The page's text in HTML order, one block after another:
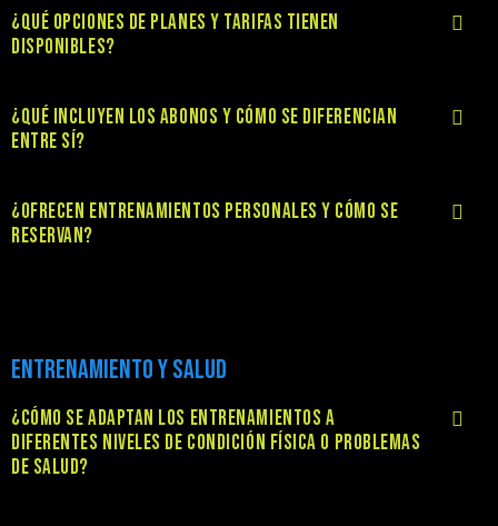
¿QUÉ OPCIONES DE PLANES Y TARIFAS TIENEN
DISPONIBLES?
¿QUÉ INCLUYEN LOS ABONOS Y CÓMO SE DIFERENCIAN
ENTRE SÍ?
¿OFRECEN ENTRENAMIENTOS PERSONALES Y CÓMO SE
RESERVAN?
ENTRENAMIENTO Y SALUD
¿CÓMO SE ADAPTAN LOS ENTRENAMIENTOS A
DIFERENTES NIVELES DE CONDICIÓN FÍSICA O PROBLEMAS
DE SALUD?